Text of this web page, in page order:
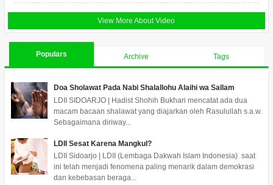
View More About Video
Populars Archive Tags
Doa Sholawat Pada Nabi Shalallohu Alaihi wa Sallam
LDII SIDOARJO | Hadist Shohih Bukhari mencatat ada dua
macam bacaan shalawat yang diajarkan oleh Rasulullah s.a.w.
Sebagaimana diriway...
LDII Sesat Karena Mangkul?
LDII Sidoarjo | LDII (Lembaga Dakwah Islam Indonesia) saat
ini telah menjadi fenomena paling menarik dalam demokrasi
dan kebebasan beraga...